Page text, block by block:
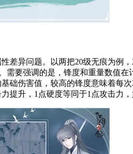
差异问题。以两把20级无痕为例
需要强调的是，锋度和重量数值
础伤害值，较高的锋度意味着每
提升，1点硬度等同于1点攻击力